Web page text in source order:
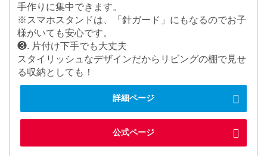
手作りに集中できます。
※スマホスタンドは、「針ガード」にもなるのでお子
様がいても安心です。
❸. 片付け下手でも大丈夫
スタイリッシュなデザインだからリビングの棚で見せ
る収納としても！
詳細ページ
公式ページ